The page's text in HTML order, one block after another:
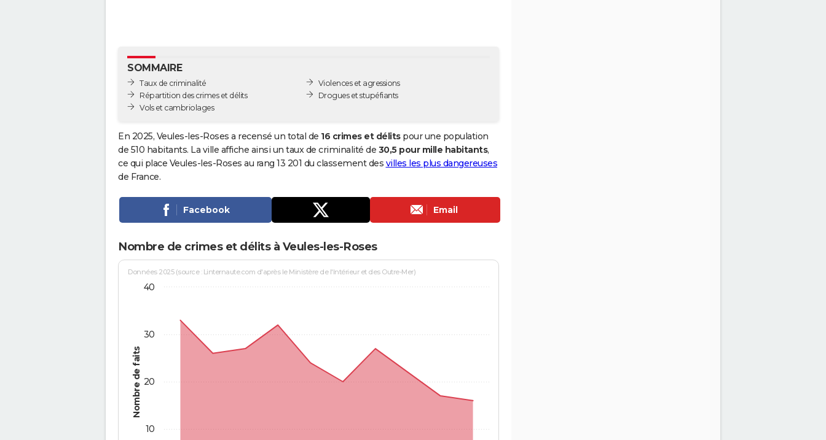
SOMMAIRE
Taux de criminalité
Répartition des crimes et délits
Vols et cambriolages
Violences et agressions
Drogues et stupéfiants
En 2025, Veules-les-Roses a recensé un total de 16 crimes et délitspour une population
de 510 habitants. La ville affiche ainsi un taux de criminalité de 30,5 pour mille habitants,
ce qui place Veules-les-Roses au rang 13 201 du classement des villes les plus dangereuses
de France.
Facebook Email
Nombre de crimes et délits à Veules-les-Roses
Nombre de faits
Données 2025 (source : Linternaute.com d'après le Ministère de l'Intérieur et des Outre-Mer)
10
20
30
40